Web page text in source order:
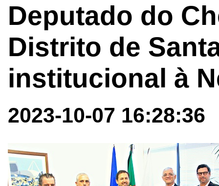
Deputado do
Distrito de
institucional à
2023-10-07 16:28:36